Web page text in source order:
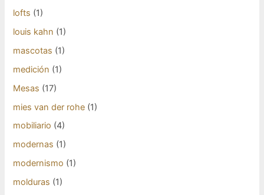
lofts (1)
louis kahn (1)
mascotas (1)
medición (1)
Mesas (17)
mies van der rohe (1)
mobiliario (4)
modernas (1)
modernismo (1)
molduras (1)